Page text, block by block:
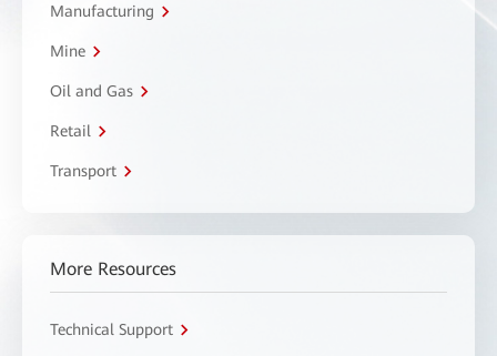
Manufacturing
Mine
Oil and Gas
Retail
Transport
More Resources
Technical Support